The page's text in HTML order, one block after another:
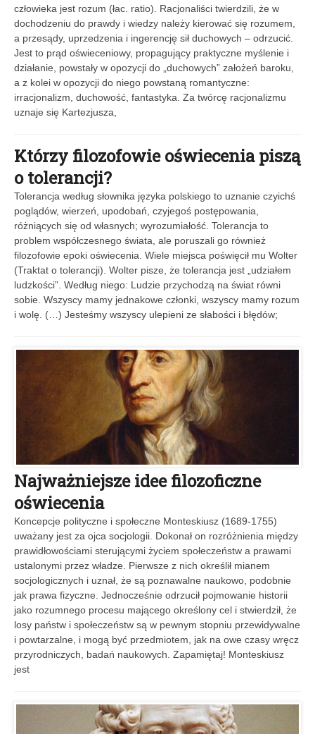
człowieka jest rozum (łac. ratio). Racjonaliści twierdzili, że w
dochodzeniu do prawdy i wiedzy należy kierować się rozumem,
a przesądy, uprzedzenia i ingerencję sił duchowych – odrzucić.
Jest to prąd oświeceniowy, propagujący praktyczne myślenie i
działanie, powstały w opozycji do „duchowych” założeń baroku,
a z kolei w opozycji do niego powstaną romantyczne:
irracjonalizm, duchowość, fantastyka. Za twórcę racjonalizmu
uznaje się Kartezjusza,
Którzy filozofowie oświecenia piszą
o tolerancji?
Tolerancja według słownika języka polskiego to uznanie czyichś
poglądów, wierzeń, upodobań, czyjegoś postępowania,
różniących się od własnych; wyrozumiałość. Tolerancja to
problem współczesnego świata, ale poruszali go również
filozofowie epoki oświecenia. Wiele miejsca poświęcił mu Wolter
(Traktat o tolerancji). Wolter pisze, że tolerancja jest „udziałem
ludzkości”. Według niego: Ludzie przychodzą na świat równi
sobie. Wszyscy mamy jednakowe członki, wszyscy mamy rozum
i wolę. (…) Jesteśmy wszyscy ulepieni ze słabości i błędów;
Najważniejsze idee filozoficzne
oświecenia
Koncepcje polityczne i społeczne Monteskiusz (1689-1755)
uważany jest za ojca socjologii. Dokonał on rozróżnienia między
prawidłowościami sterującymi życiem społeczeństw a prawami
ustalonymi przez władze. Pierwsze z nich określił mianem
socjologicznych i uznał, że są poznawalne naukowo, podobnie
jak prawa fizyczne. Jednocześnie odrzucił pojmowanie historii
jako rozumnego procesu mającego określony cel i stwierdził, że
losy państw i społeczeństw są w pewnym stopniu przewidywalne
i powtarzalne, i mogą być przedmiotem, jak na owe czasy wręcz
przyrodniczych, badań naukowych. Zapamiętaj! Monteskiusz
jest